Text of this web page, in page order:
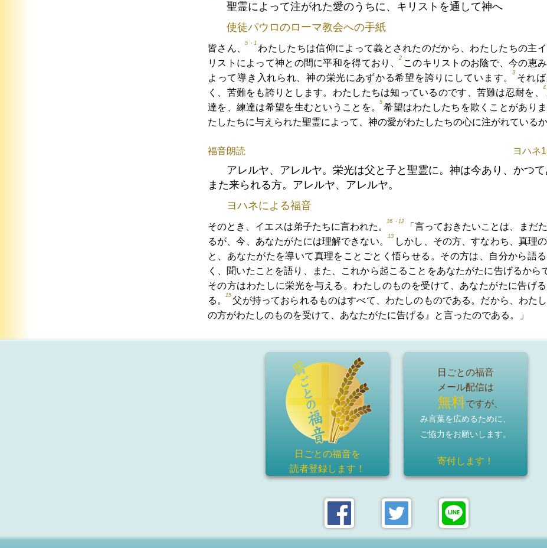
聖霊によって注がれた愛のうちに、キリストを通して神へ
使徒パウロのローマ教会への手紙
皆さん、
5・1
わたしたちは信仰によって義とされたのだから、わたしたちの主
リストによって神との間に平和を得ており、
2
このキリストのお陰で、今の恵
よって導き入れられ、神の栄光にあずかる希望を誇りにしています。
3
それ
く、苦難をも誇りとします。わたしたちは知っているのです、苦難は忍耐を、
4
達を、練達は希望を生むということを。
5
希望はわたしたちを欺くことがあり
たしたちに与えられた聖霊によって、神の愛がわたしたちの心に注がれているか
福音朗読 ヨハネ
アレルヤ、アレルヤ。栄光は父と子と聖霊に。神は今あり、かつて
また来られる方。アレルヤ、アレルヤ。
ヨハネによる福音
そのとき、イエスは弟子たちに言われた。
16・12
「言っておきたいことは、まだ
るが、今、あなたがたには理解できない。
13
しかし、その方、すなわち、真理
と、あなたがたを導いて真理をことごとく悟らせる。その方は、自分から語
く、聞いたことを語り、また、これから起こることをあなたがたに告げるから
その方はわたしに栄光を与える。わたしのものを受けて、あなたがたに告げ
る。
15
父が持っておられるものはすべて、わたしのものである。だから、わた
の方がわたしのものを受けて、あなたがたに告げる』と言ったのである。」
日ごとの福音を
読者登録します！
日ごとの福音
メール配信は
無料ですが、
み言葉を広めるために、
ご協力をお願いします。
寄付します！